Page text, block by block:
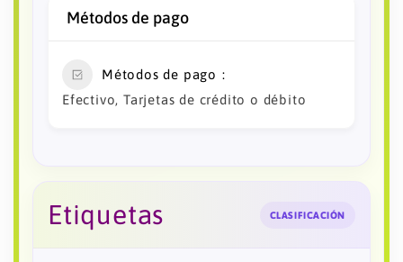
Métodos de pago
Métodos de pago
Efectivo, Tarjetas de crédito o débito
Etiquetas CLASIFICACIÓN